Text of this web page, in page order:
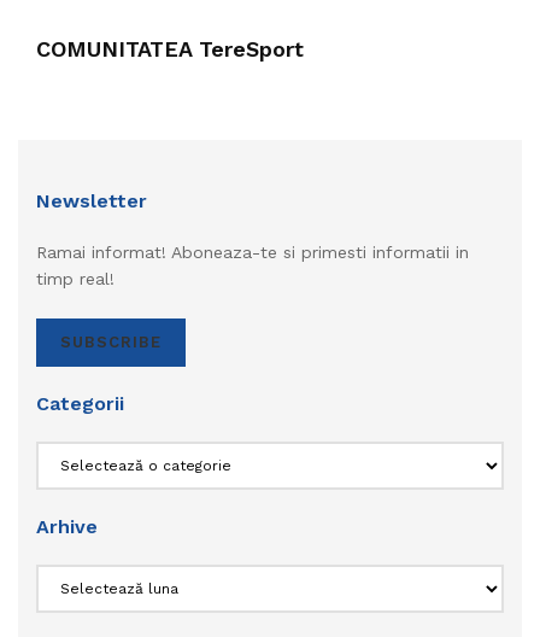
COMUNITATEA TereSport
Newsletter
Ramai informat! Aboneaza-te si primesti informatii in
timp real!
SUBSCRIBE
Categorii
Arhive